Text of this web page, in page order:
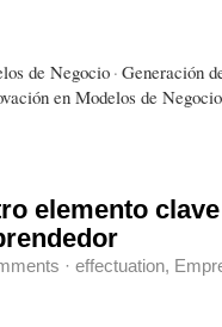
de Negocio · Generación
en Modelos de Negocio
elemento
· effectuation,